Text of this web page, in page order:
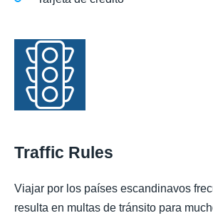
Traffic Rules
Viajar por los países escandinavos
resulta en multas de tránsito para